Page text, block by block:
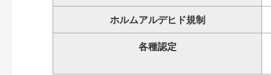
ホルムアルデヒド規制
各種認定